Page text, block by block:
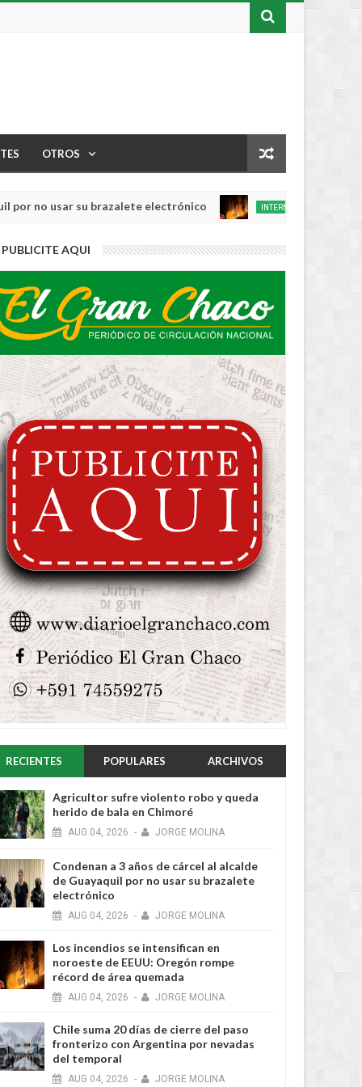
OTROS
usar su brazalete electrónico
20260
INTERNACIONAL
PUBLICITE AQUI
RECIENTES POPULARES ARCHIVOS
Agricultor sufre violento robo y queda
herido de bala en Chimoré
AUG 04, 2026 - JORGE MOLINA
Condenan a 3 años de cárcel al alcalde
de Guayaquil por no usar su brazalete
electrónico
AUG 04, 2026 - JORGE MOLINA
Los incendios se intensifican en
noroeste de EEUU: Oregón rompe
récord de área quemada
AUG 04, 2026 - JORGE MOLINA
Chile suma 20 días de cierre del paso
fronterizo con Argentina por nevadas
del temporal
AUG 04, 2026 - JORGE MOLINA